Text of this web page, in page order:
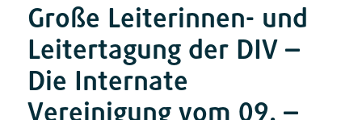
Große Leiterinnen- und
Leitertagung der DIV –
Die Internate
Vereinigung vom 09. –